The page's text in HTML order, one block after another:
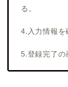
る。
4.入力情報を
5.登録完了